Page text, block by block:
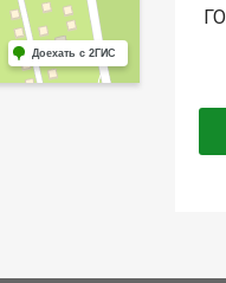
Доехать с 2ГИС